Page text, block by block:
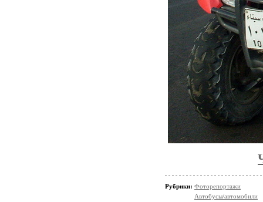
Рубрики: Фоторепортажи
Автобусы/автомобили